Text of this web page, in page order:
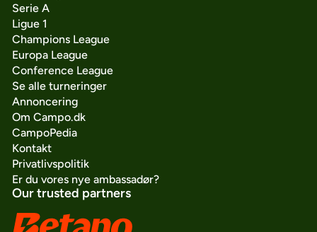
Serie A
Ligue 1
Champions League
Europa League
Conference League
Se alle turneringer
Annoncering
Om Campo.dk
CampoPedia
Kontakt
Privatlivspolitik
Er du vores nye ambassadør?
Our trusted partners